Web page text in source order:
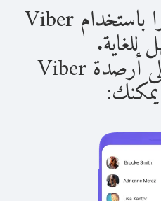
الاتصال على أندورا باستخدام Viber
بمجرد حصولك على أرصدة Viber